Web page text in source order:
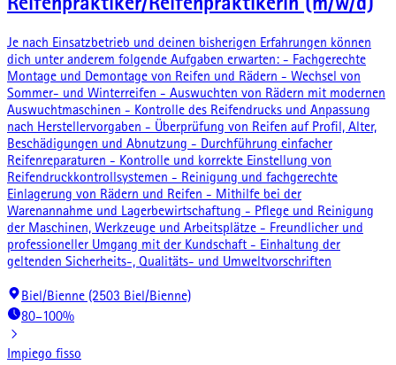
Reifenpraktiker/Reifenpraktikerin (m/w/d)
Je nach Einsatzbetrieb und deinen bisherigen Erfahrungen können
dich unter anderem folgende Aufgaben erwarten: - Fachgerechte
Montage und Demontage von Reifen und Rädern - Wechsel von
Sommer- und Winterreifen - Auswuchten von Rädern mit modernen
Auswuchtmaschinen - Kontrolle des Reifendrucks und Anpassung
nach Herstellervorgaben - Überprüfung von Reifen auf Profil, Alter,
Beschädigungen und Abnutzung - Durchführung einfacher
Reifenreparaturen - Kontrolle und korrekte Einstellung von
Reifendruckkontrollsystemen - Reinigung und fachgerechte
Einlagerung von Rädern und Reifen - Mithilfe bei der
Warenannahme und Lagerbewirtschaftung - Pflege und Reinigung
der Maschinen, Werkzeuge und Arbeitsplätze - Freundlicher und
professioneller Umgang mit der Kundschaft - Einhaltung der
geltenden Sicherheits-, Qualitäts- und Umweltvorschriften
Biel/Bienne (2503 Biel/Bienne)
80–100%
Impiego fisso